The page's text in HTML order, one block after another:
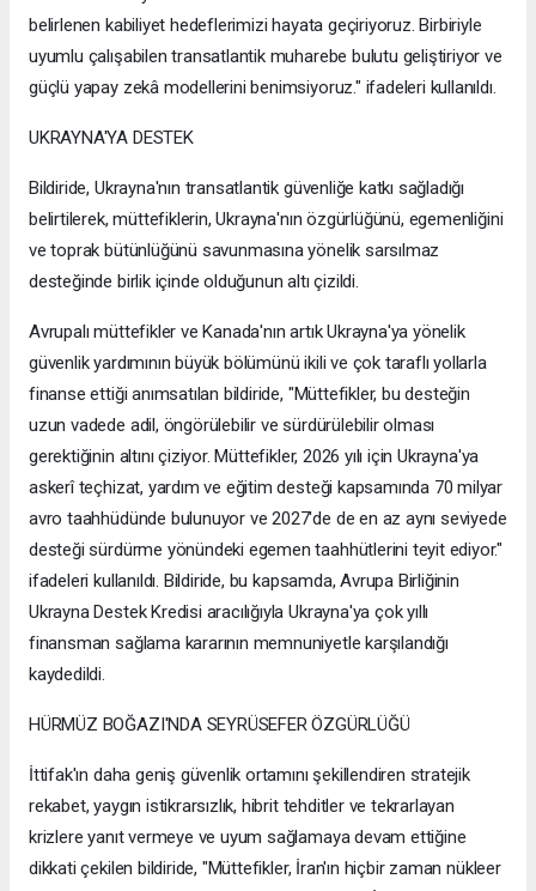
belirlenen kabiliyet hedeflerimizi hayata geçiriyoruz. Birbiriyle
uyumlu çalışabilen transatlantik muharebe bulutu geliştiriyor ve
güçlü yapay zekâ modellerini benimsiyoruz." ifadeleri kullanıldı.
UKRAYNA'YA DESTEK
Bildiride, Ukrayna'nın transatlantik güvenliğe katkı sağladığı
belirtilerek, müttefiklerin, Ukrayna'nın özgürlüğünü, egemenliğini
ve toprak bütünlüğünü savunmasına yönelik sarsılmaz
desteğinde birlik içinde olduğunun altı çizildi.
Avrupalı müttefikler ve Kanada'nın artık Ukrayna'ya yönelik
güvenlik yardımının büyük bölümünü ikili ve çok taraflı yollarla
finanse ettiği anımsatılan bildiride, "Müttefikler, bu desteğin
uzun vadede adil, öngörülebilir ve sürdürülebilir olması
gerektiğinin altını çiziyor. Müttefikler, 2026 yılı için Ukrayna'ya
askerî teçhizat, yardım ve eğitim desteği kapsamında 70 milyar
avro taahhüdünde bulunuyor ve 2027'de de en az aynı seviyede
desteği sürdürme yönündeki egemen taahhütlerini teyit ediyor."
ifadeleri kullanıldı. Bildiride, bu kapsamda, Avrupa Birliğinin
Ukrayna Destek Kredisi aracılığıyla Ukrayna'ya çok yıllı
finansman sağlama kararının memnuniyetle karşılandığı
kaydedildi.
HÜRMÜZ BOĞAZI'NDA SEYRÜSEFER ÖZGÜRLÜĞÜ
İttifak'ın daha geniş güvenlik ortamını şekillendiren stratejik
rekabet, yaygın istikrarsızlık, hibrit tehditler ve tekrarlayan
krizlere yanıt vermeye ve uyum sağlamaya devam ettiğine
dikkati çekilen bildiride, "Müttefikler, İran'ın hiçbir zaman nükleer